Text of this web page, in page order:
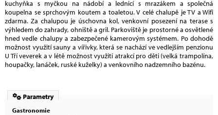
kuchyňka s myčkou na nádobí a lednicí s mrazákem a společná
koupelna se sprchovým koutem a toaletou. V celé chalupě je TV a Wifi
zdarma. Za chalupou je úschovna kol, venkovní posezení na terase s
výhledem do zahrady, ohniště a gril. Parkoviště je prostorné a osvětlené
hned vedle chalupy a zabezpečené kamerovým systémem. Po dohodě
možnost využití sauny a vířivky, která se nachází ve vedlejším penzionu
U Tří veverek a v létě možnost využití atrakcí pro děti (velká trampolína,
houpačky, lanáček, ruské kuželky) a venkovního nadzemního bazénu.
Parametry
Gastronomie